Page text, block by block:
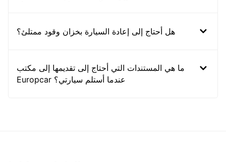
هل أحتاج إلى إعادة السيارة بخزان وقود ممتلئ؟
ما هي المستندات التي أحتاج إلى تقديمها إلى مكتب
Europcar عندما أستلم سيارتي؟